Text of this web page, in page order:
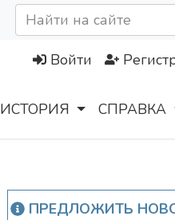
Войти
ИСТОРИЯ СПРАВКА
ПРЕДЛОЖИТЬ